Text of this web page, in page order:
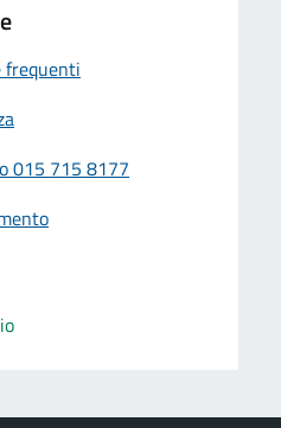
frequenti
015 715 8177